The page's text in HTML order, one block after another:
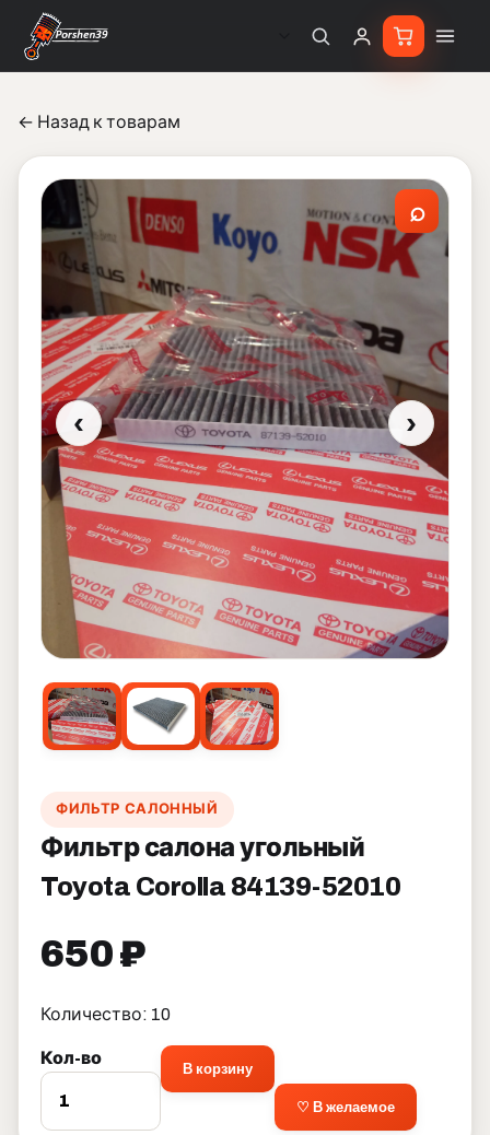
← Назад к товарам
‹
⌕
›
ФИЛЬТР САЛОННЫЙ
Фильтр салона угольный
Toyota Corolla 84139-52010
650 ₽
Количество: 10
Кол-во
В корзину
♡ В желаемое